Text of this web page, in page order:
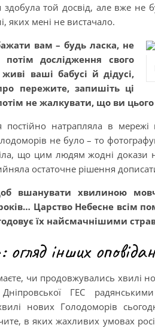
здобула той досвід, але вже
яких мені не вистачало.
вам – будь ласка, не
потім дослідження свого
ваші бабусі й дідусі,
пережите, запишіть ці
не жалкувати, що ви
натрапляла в мережі
не було – то
що цим людям жодні докази
остаточне рішення
вшанувати хвилиною
Царство Небесне всім
їх найсмачнішими
інших
чи продовжувались хвилі
ГЕС
нових Голодоморів
в яких жахливих умовах